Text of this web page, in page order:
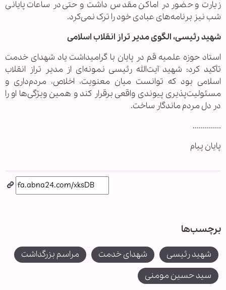
زیارت و حضور در اماکن مقدس داشت و حتی در ساعات پایانی
شب نیز برنامه‌های عبادی خود را ترک نمی‌کرد.
شهید رئیسی، الگوی مدیر تراز انقلاب اسلامی
استاد حوزه علمیه قم در پایان با گرامیداشت یاد شهدای خدمت
تأکید کرد: شهید آیت‌الله رئیسی نمونه‌ای از مدیر تراز انقلاب
اسلامی بود که توانست میان معنویت، اخلاص، مردم‌داری و
مسئولیت‌پذیری پیوندی واقعی برقرار کند و همین ویژگی‌ها او را
در دل مردم ماندگار ساخت.
..............
پایان پیام
برچسب‌ها
شهید رئیسی شهدای خدمت
مراسم بزرگداشت
سید حسین مومنی